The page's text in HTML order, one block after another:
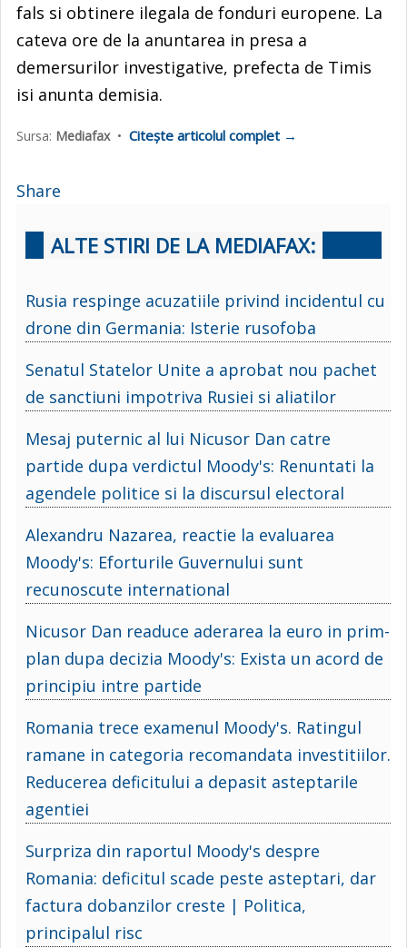
fals si obtinere ilegala de fonduri europene. La
cateva ore de la anuntarea in presa a
demersurilor investigative, prefecta de Timis
isi anunta demisia.
Sursa: Mediafax• Citește articolul complet →
Share
ALTE STIRI DE LA MEDIAFAX:
Rusia respinge acuzatiile privind incidentul cu
drone din Germania: Isterie rusofoba
Senatul Statelor Unite a aprobat nou pachet
de sanctiuni impotriva Rusiei si aliatilor
Mesaj puternic al lui Nicusor Dan catre
partide dupa verdictul Moody's: Renuntati la
agendele politice si la discursul electoral
Alexandru Nazarea, reactie la evaluarea
Moody's: Eforturile Guvernului sunt
recunoscute international
Nicusor Dan readuce aderarea la euro in prim-
plan dupa decizia Moody's: Exista un acord de
principiu intre partide
Romania trece examenul Moody's. Ratingul
ramane in categoria recomandata investitiilor.
Reducerea deficitului a depasit asteptarile
agentiei
Surpriza din raportul Moody's despre
Romania: deficitul scade peste asteptari, dar
factura dobanzilor creste | Politica,
principalul risc